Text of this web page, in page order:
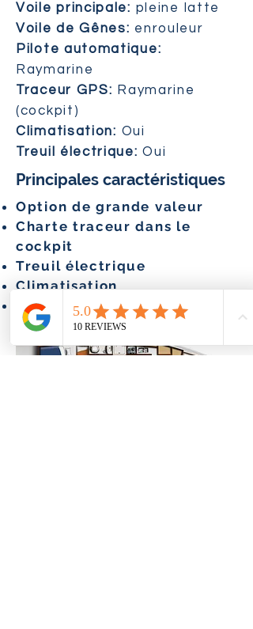
Voile principale: pleine latte
Voile de Gênes: enrouleur
Pilote automatique:
Raymarine
Traceur GPS: Raymarine
(cockpit)
Climatisation: Oui
Treuil électrique: Oui
Principales caractéristiques
Option de grande valeur
Charte traceur dans le
cockpit
Treuil électrique
Climatisation
Grand voile pleine lattée